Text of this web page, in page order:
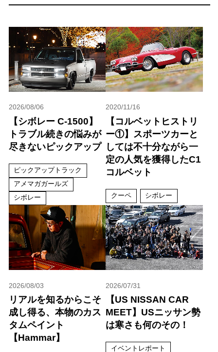
2026/08/06
【シボレー C-1500】
トラブル続きの悩みが
尽きないピックアップ
ピックアップトラック
アメマガガールズ
シボレー
2020/11/16
【コルベットヒストリ
ー①】スポーツカーと
しては不十分ながら一
定の人気を獲得したC1
コルベット
クーペ シボレー
2026/08/03
リアルを知るからこそ
成し得る、本物のカス
タムペイント
【Hammar】
2026/07/31
【US NISSAN CAR
MEET】USニッサン勢
は寒さも何のその！
イベントレポート